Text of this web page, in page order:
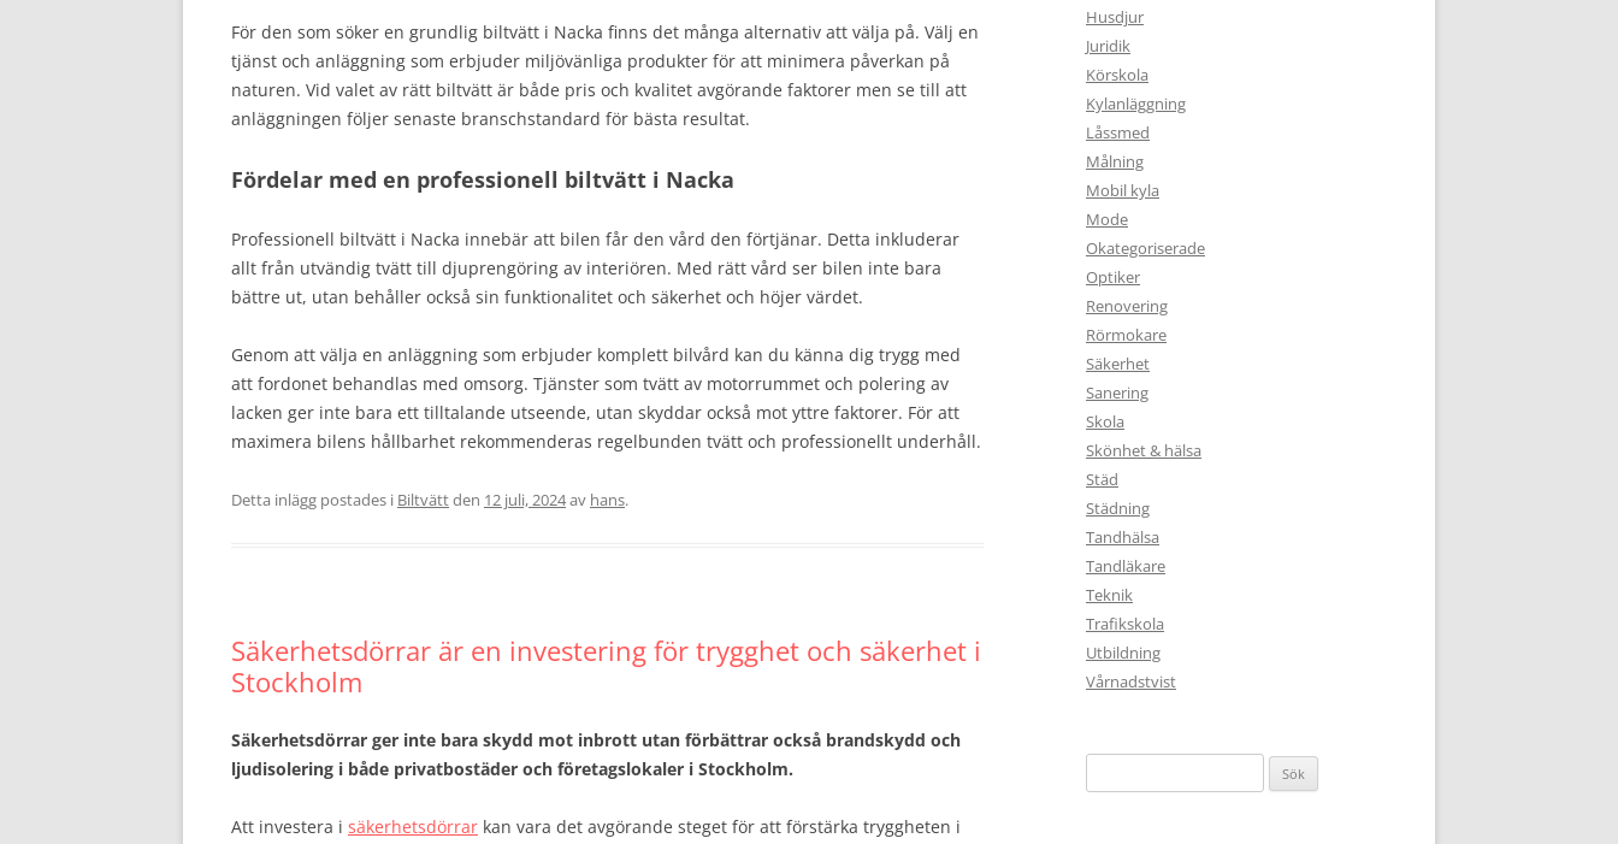
För den som söker en grundlig biltvätt i Nacka finns det många alternativ att välja på. Välj en
tjänst och anläggning som erbjuder miljövänliga produkter för att minimera påverkan på
naturen. Vid valet av rätt biltvätt är både pris och kvalitet avgörande faktorer men se till att
anläggningen följer senaste branschstandard för bästa resultat.
Fördelar med en professionell biltvätt i Nacka
Professionell biltvätt i Nacka innebär att bilen får den vård den förtjänar. Detta inkluderar
allt från utvändig tvätt till djuprengöring av interiören. Med rätt vård ser bilen inte bara
bättre ut, utan behåller också sin funktionalitet och säkerhet och höjer värdet.
Genom att välja en anläggning som erbjuder komplett bilvård kan du känna dig trygg med
att fordonet behandlas med omsorg. Tjänster som tvätt av motorrummet och polering av
lacken ger inte bara ett tilltalande utseende, utan skyddar också mot yttre faktorer. För att
maximera bilens hållbarhet rekommenderas regelbunden tvätt och professionellt underhåll.
Detta inlägg postades i Biltvättden 12 juli, 2024av hans.
Säkerhetsdörrar är en investering för trygghet och säkerhet i
Stockholm
Säkerhetsdörrar ger inte bara skydd mot inbrott utan förbättrar också brandskydd och
ljudisolering i både privatbostäder och företagslokaler i Stockholm.
Att investera i säkerhetsdörrar kan vara det avgörande steget för att förstärka tryggheten i
Husdjur
Juridik
Körskola
Kylanläggning
Låssmed
Målning
Mobil kyla
Mode
Okategoriserade
Optiker
Renovering
Rörmokare
Säkerhet
Sanering
Skola
Skönhet & hälsa
Städ
Städning
Tandhälsa
Tandläkare
Teknik
Trafikskola
Utbildning
Vårnadstvist
efter: